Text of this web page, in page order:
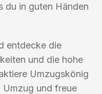
du in guten Händen
entdecke die
und die hohe
Umzugskönig
und freue